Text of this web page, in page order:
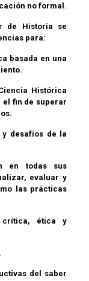
no formal.
de Historia se
para:
basada en una
Histórica
el fin de superar
desafíos de la
en todas sus
evaluar y
las prácticas
crítica, ética y
del saber